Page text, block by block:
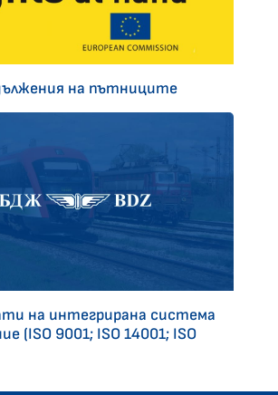
на пътниците
на интегрирана система
(ISO 9001; ISO 14001; ISO